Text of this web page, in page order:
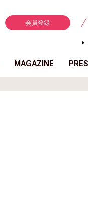
会員登録
MAGAZINE